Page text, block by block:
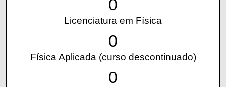
0
Licenciatura em Física
0
Física Aplicada (curso descontinuado)
0